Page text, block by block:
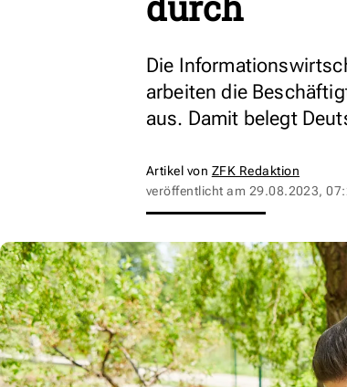
Die
arbeiten die
aus. Damit belegt
Artikel von ZFK Redaktion
veröffentlicht am 29.08.2023,